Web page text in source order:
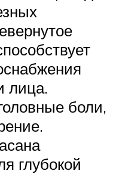
лица.
боли,
глубокой